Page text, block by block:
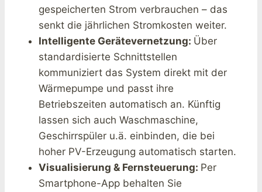
gespeicherten Strom verbrauchen – das
senkt die jährlichen Stromkosten weiter.
Intelligente Gerätevernetzung: Über
standardisierte Schnittstellen
kommuniziert das System direkt mit der
Wärmepumpe und passt ihre
Betriebszeiten automatisch an. Künftig
lassen sich auch Waschmaschine,
Geschirrspüler u.ä. einbinden, die bei
hoher PV-Erzeugung automatisch starten.
Visualisierung & Fernsteuerung: Per
Smartphone-App behalten Sie